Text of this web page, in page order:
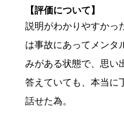
【評価について】
説明がわかりやすかっ
は事故にあってメンタ
みがある状態で、思い
答えていても、本当に
話せた為。